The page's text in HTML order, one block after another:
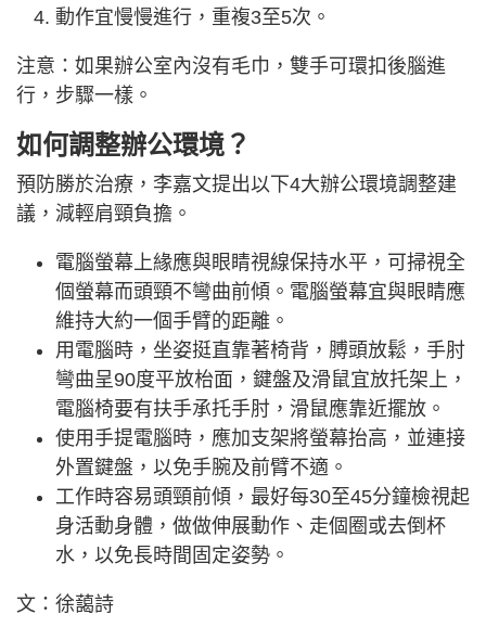
動作宜慢慢進行，重複3至5次。
注意：如果辦公室內沒有毛巾，雙手可環扣後腦進
行，步驟一樣。
如何調整辦公環境？
預防勝於治療，李嘉文提出以下4大辦公環境調整建
議，減輕肩頸負擔。
電腦螢幕上緣應與眼睛視線保持水平，可掃視全
個螢幕而頭頸不彎曲前傾。電腦螢幕宜與眼睛應
維持大約一個手臂的距離。
用電腦時，坐姿挺直靠著椅背，膊頭放鬆，手肘
彎曲呈90度平放枱面，鍵盤及滑鼠宜放托架上，
電腦椅要有扶手承托手肘，滑鼠應靠近擺放。
使用手提電腦時，應加支架將螢幕抬高，並連接
外置鍵盤，以免手腕及前臂不適。
工作時容易頭頸前傾，最好每30至45分鐘檢視起
身活動身體，做做伸展動作、走個圈或去倒杯
水，以免長時間固定姿勢。
文：徐藹詩